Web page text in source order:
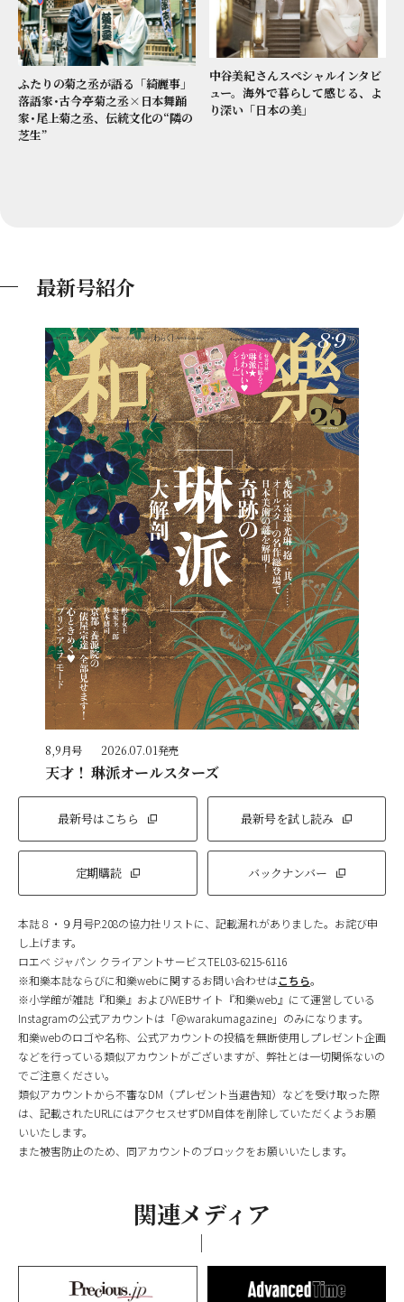
ふたりの菊之丞が語る「綺麗事」
落語家･古今亭菊之丞×日本舞踊
家･尾上菊之丞、伝統文化の“隣の
芝生”
中谷美紀さんスペシャルインタビ
ュー。海外で暮らして感じる、よ
り深い「日本の美」
最新号紹介
8,9月号 2026.07.01発売
天才！ 琳派オールスターズ
最新号はこちら 最新号を試し読み
定期購読 バックナンバー
本誌８・９月号P.208の協力社リストに、記載漏れがありました。お詫び申
し上げます。
ロエベ ジャパン クライアントサービスTEL03-6215-6116
※和樂本誌ならびに和樂webに関するお問い合わせはこちら。
※小学館が雑誌『和樂』およびWEBサイト『和樂web』にて運営している
Instagramの公式アカウントは「@warakumagazine」のみになります。
和樂webのロゴや名称、公式アカウントの投稿を無断使用しプレゼント企画
などを行っている類似アカウントがございますが、弊社とは一切関係ないの
でご注意ください。
類似アカウントから不審なDM（プレゼント当選告知）などを受け取った際
は、記載されたURLにはアクセスせずDM自体を削除していただくようお願
いいたします。
また被害防止のため、同アカウントのブロックをお願いいたします。
関連メディア